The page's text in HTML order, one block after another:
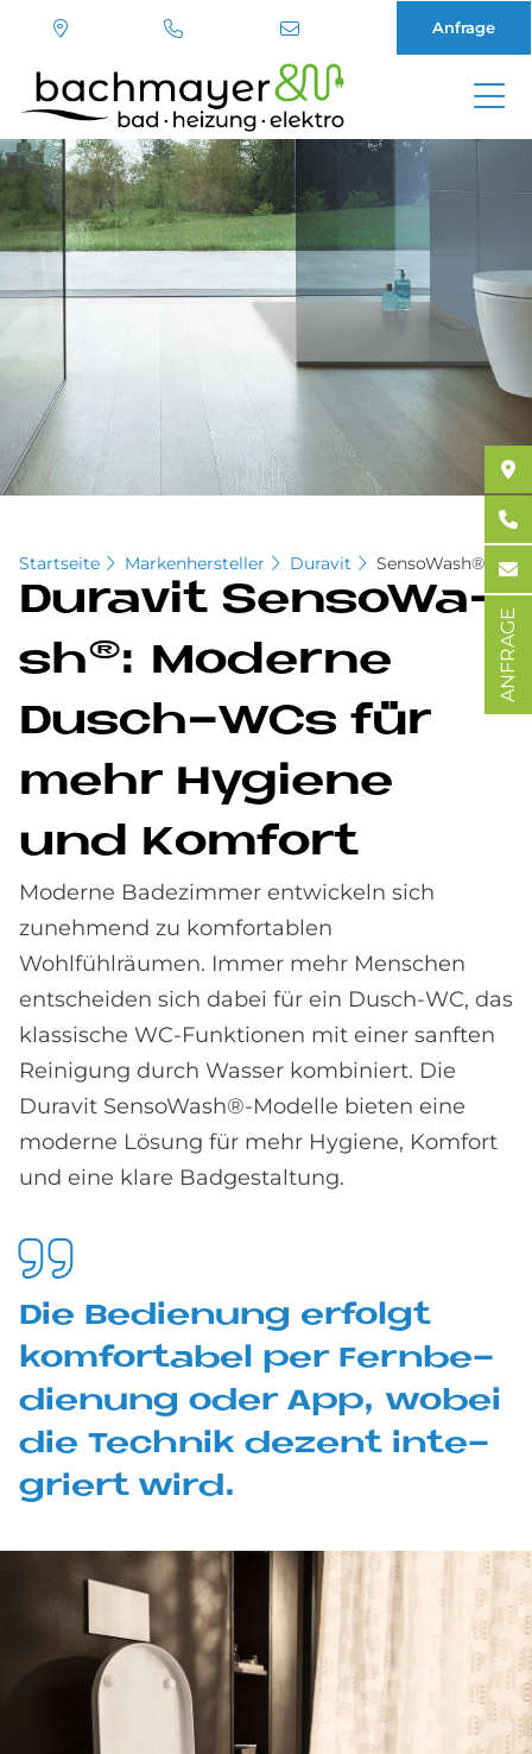
Direkt
zum
Inhalt
Anfrage
Startseite Markenhersteller Duravit SensoWash®
Du­ra­vit Sen­so­Wa­
s­h®: Mo­der­ne
Dusch-WCs für
mehr Hy­gie­ne
und Kom­fort
Moderne Badezimmer entwickeln sich
zunehmend zu komfortablen
Wohlfühlräumen. Immer mehr Menschen
entscheiden sich dabei für ein Dusch-WC, das
klassische WC-Funktionen mit einer sanften
Reinigung durch Wasser kombiniert. Die
Duravit SensoWash®-Modelle bieten eine
moderne Lösung für mehr Hygiene, Komfort
und eine klare Badgestaltung.
Die Be­die­n­ung er­fol­gt
kom­for­ta­bel per Fern­be­
die­n­ung oder App, wo­bei
die Tech­nik de­zent in­te­
griert wird.
ANFRAGE